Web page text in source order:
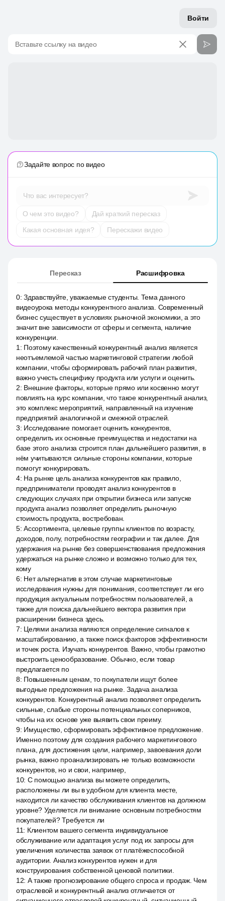
Войти
Вставьте ссылку на видео
Задайте вопрос по видео
Что вас интересует?
О чем это видео?
Дай краткий пересказ
Какая основная идея?
Перескажи видео
Пересказ Расшифровка
0:Здравствуйте, уважаемые студенты. Тема данного
видеоурока методы конкурентного анализа. Современный
бизнес существует в условиях рыночной экономики, а это
значит вне зависимости от сферы и сегмента, наличие
конкуренции.
1 : Поэтому качественный конкурентный анализ является
неотъемлемой частью маркетинговой стратегии любой
компании, чтобы сформировать рабочий план развития,
важно учесть специфику продукта или услуги и оценить.
2: Внешние факторы, которые прямо или косвенно могут
повлиять на курс компании, что такое конкурентный анализ,
это комплекс мероприятий, направленный на изучение
предприятий аналогичной и смежной отраслей.
3: Исследование помогает оценить конкурентов,
определить их основные преимущества и недостатки на
базе этого анализа строится план дальнейшего развития, в
нём учитываются сильные стороны компании, которые
помогут конкурировать.
4: На рынке цель анализа конкурентов как правило,
предприниматели проводят анализ конкурентов в
следующих случаях при открытии бизнеса или запуске
продукта анализ позволяет определить рыночную
стоимость продукта, востребован.
5:Ассортимента, целевые группы клиентов по возрасту,
доходов, полу, потребностям географии и так далее. Для
удержания на рынке без совершенствования предложения
удержаться на рынке сложно и возможно только для тех,
кому
6: Нет альтернатив в этом случае маркетинговые
исследования нужны для понимания, соответствует ли его
продукция актуальным потребностям пользователей, а
также для поиска дальнейшего вектора развития при
расширении бизнеса здесь.
7: Целями анализа являются определение сигналов к
масштабированию, а также поиск факторов эффективности
и точек роста. Изучать конкурентов. Важно, чтобы грамотно
выстроить ценообразование. Обычно, если товар
предлагается по
8: Повышенным ценам, то покупатели ищут более
выгодные предложения на рынке. Задача анализа
конкурентов. Конкурентный анализ позволяет определить
сильные, слабые стороны потенциальных соперников,
чтобы на их основе уже выявить свои преиму.
9: Имущество, сформировать эффективное предложение.
Именно поэтому для создания рабочего маркетингового
плана, для достижения цели, например, завоевания доли
рынка, важно проанализировать не только возможности
конкурентов, но и свои, например,
10: С помощью анализа вы можете определить,
расположены ли вы в удобном для клиента месте,
находится ли качество обслуживания клиентов на должном
уровне? Уделяется ли внимание основным потребностям
покупателей? Требуется ли
11: Клиентом вашего сегмента индивидуальное
обслуживание или адаптация услуг под их запросы для
увеличения количества заявок от платёжеспособной
аудитории. Анализ конкурентов нужен и для
конструирования собственной ценовой политики.
12: А также прогнозирование общего спроса и продаж. Чем
отраслевой и конкурентный анализ отличается от